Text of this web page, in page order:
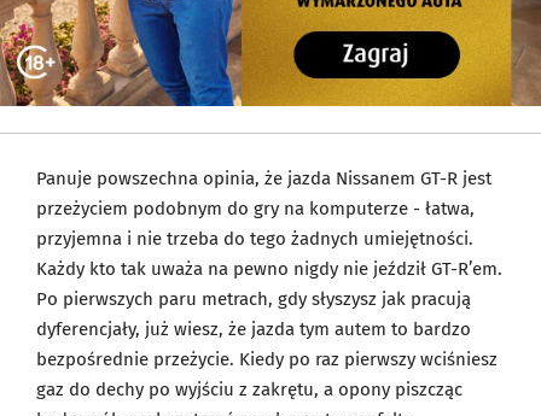
Panuje powszechna opinia, że jazda Nissanem GT-R jest
przeżyciem podobnym do gry na komputerze - łatwa,
przyjemna i nie trzeba do tego żadnych umiejętności.
Każdy kto tak uważa na pewno nigdy nie jeździł GT-R’em.
Po pierwszych paru metrach, gdy słyszysz jak pracują
dyferencjały, już wiesz, że jazda tym autem to bardzo
bezpośrednie przeżycie. Kiedy po raz pierwszy wciśniesz
gaz do dechy po wyjściu z zakrętu, a opony piszcząc